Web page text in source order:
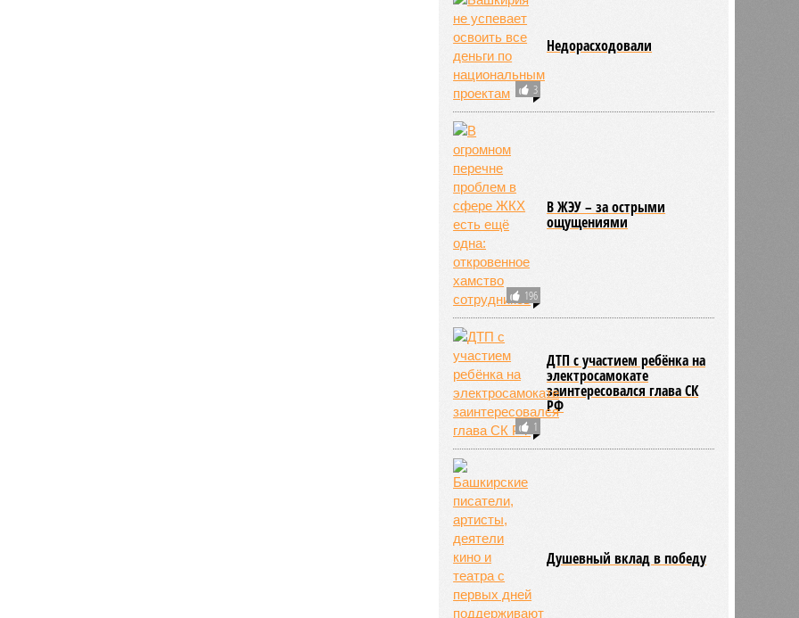
3
Недорасходовали
196
В ЖЭУ – за острыми
ощущениями
1
ДТП с участием ребёнка на
электросамокате
заинтересовался глава СК
РФ
Душевный вклад в победу